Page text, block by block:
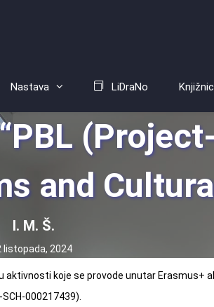
Nastava LiDraNo
and
I. M. Š.
listopada, 2024
aktivnosti koje se provode unutar Erasmus+
000217439).